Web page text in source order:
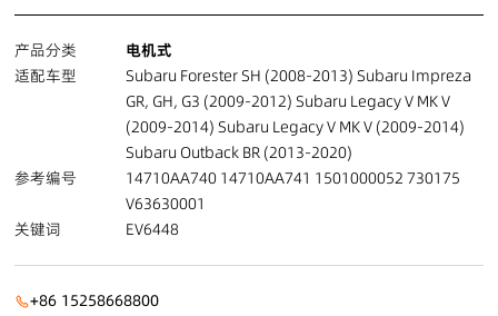
产品分类
电机式
适配车型
Subaru Forester SH (2008-2013) Subaru Impreza
GR, GH, G3 (2009-2012) Subaru Legacy V MK V
(2009-2014) Subaru Legacy V MK V (2009-2014)
Subaru Outback BR (2013-2020)
参考编号
14710AA740 14710AA741 1501000052 730175
V63630001
关键词
EV6448
+86 15258668800